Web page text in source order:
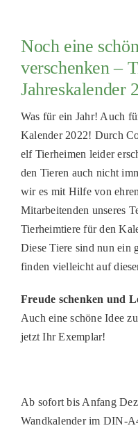
Noch eine
verschenken –
Jahreskalender
Was für ein Jahr! Auch
Kalender 2022! Durch
elf Tierheimen leider
den Tieren auch nicht
wir es mit Hilfe von
Mitarbeitenden unseres
Tierheimtiere für den
Diese Tiere sind nun ein
finden vielleicht auf
Freude schenken und
Auch eine schöne Idee
jetzt Ihr Exemplar!
Ab sofort bis Anfang
Wandkalender im DIN-